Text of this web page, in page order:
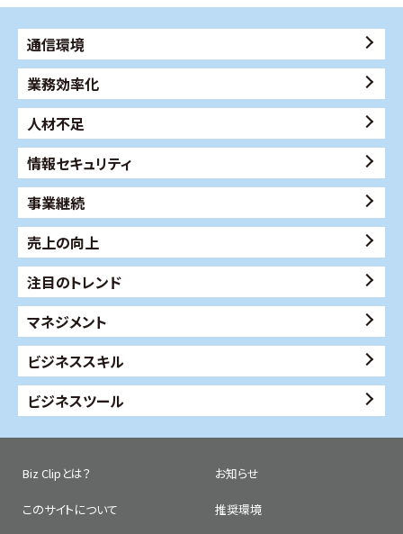
通信環境
業務効率化
人材不足
情報セキュリティ
事業継続
売上の向上
注目のトレンド
マネジメント
ビジネススキル
ビジネスツール
Biz Clipとは？ お知らせ
このサイトについて 推奨環境